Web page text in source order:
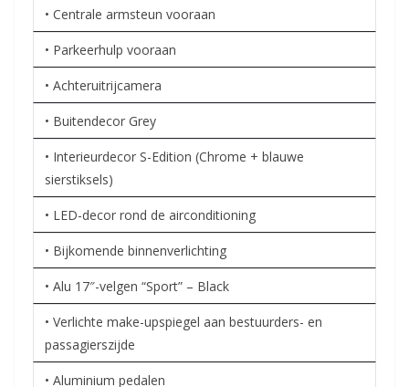
• Centrale armsteun vooraan
• Parkeerhulp vooraan
• Achteruitrijcamera
• Buitendecor Grey
• Interieurdecor S-Edition (Chrome + blauwe
sierstiksels)
• LED-decor rond de airconditioning
• Bijkomende binnenverlichting
• Alu 17″-velgen “Sport” – Black
• Verlichte make-upspiegel aan bestuurders- en
passagierszijde
• Aluminium pedalen